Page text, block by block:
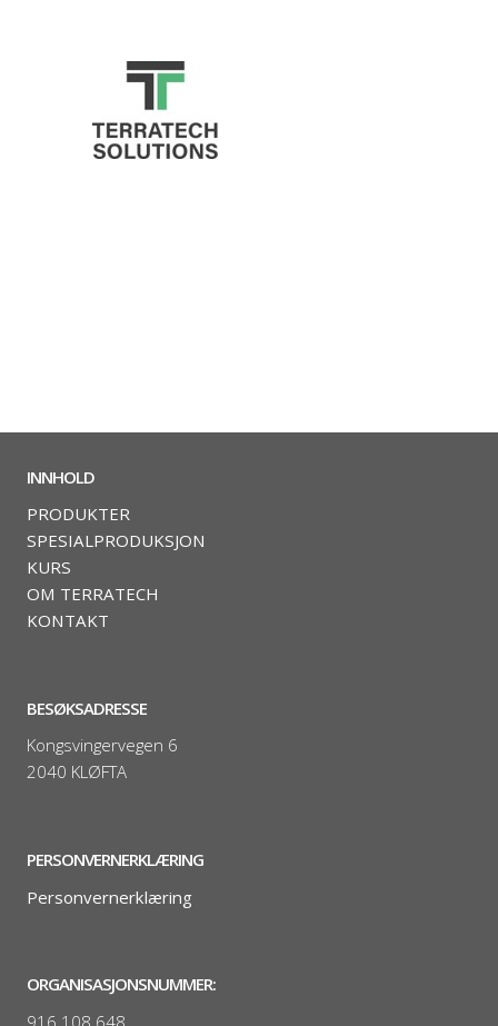
INNHOLD
PRODUKTER
SPESIALPRODUKSJON
KURS
OM TERRATECH
KONTAKT
BESØKSADRESSE
Kongsvingervegen 6
2040 KLØFTA
PERSONVERNERKLÆRING
Personvernerklæring
ORGANISASJONSNUMMER:
916 108 648